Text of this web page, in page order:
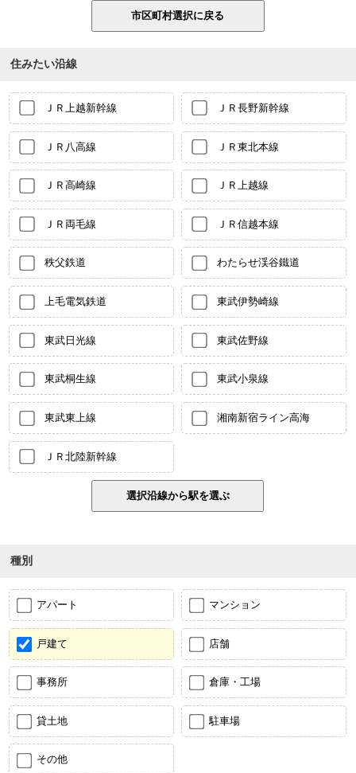
住みたい沿線
ＪＲ上越新幹線 ＪＲ長野新幹線
ＪＲ八高線 ＪＲ東北本線
ＪＲ高崎線 ＪＲ上越線
ＪＲ両毛線 ＪＲ信越本線
秩父鉄道 わたらせ渓谷鐵道
上毛電気鉄道 東武伊勢崎線
東武日光線 東武佐野線
東武桐生線 東武小泉線
東武東上線 湘南新宿ライン高海
ＪＲ北陸新幹線
種別
アパート マンション
戸建て 店舗
事務所 倉庫・工場
貸土地 駐車場
その他